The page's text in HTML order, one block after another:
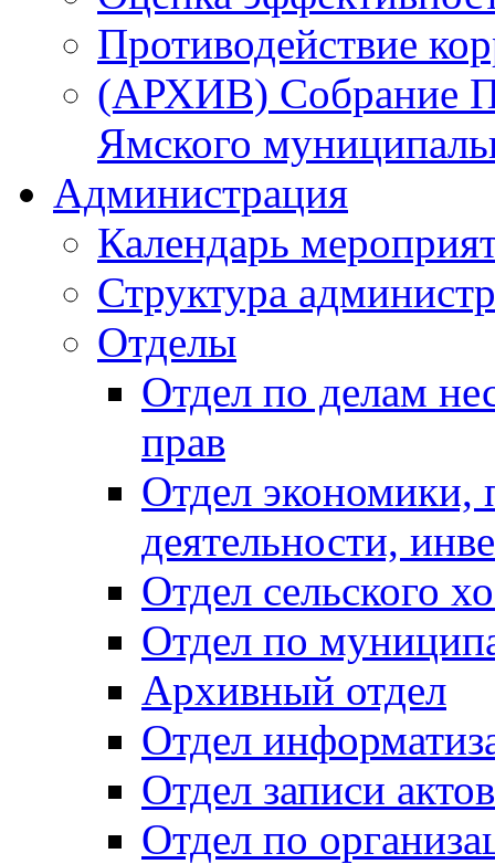
Противодействие
(АРХИВ) Собрание
Ямского
Администрация
Календарь
Структура
Отделы
Отдел по делам
прав
Отдел экономики,
деятельности,
Отдел сельского
Отдел по
Архивный отдел
Отдел
Отдел записи
Отдел по